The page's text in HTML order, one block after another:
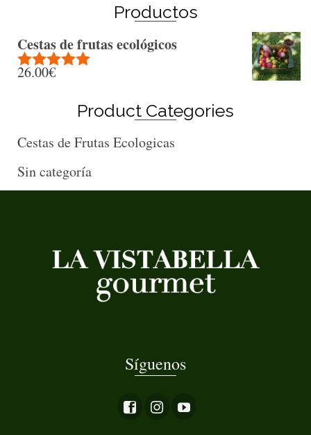
Productos
Cestas de frutas ecológicos
Rated5.00
26.00€
Product Categories
Cestas de Frutas Ecologicas
Sin categoría
Síguenos